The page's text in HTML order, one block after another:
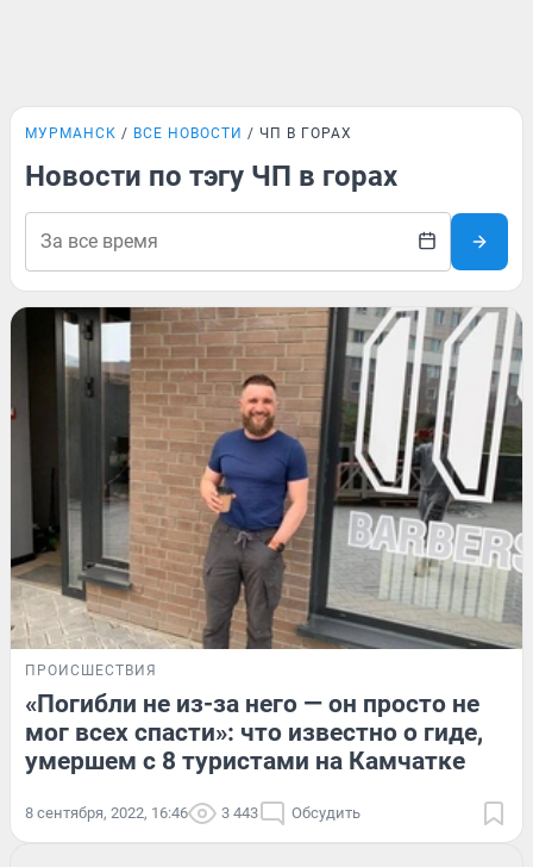
МУРМАНСК ВСЕ НОВОСТИ ЧП В ГОРАХ
Новости по тэгу ЧП в горах
ПРОИСШЕСТВИЯ
«Погибли не из-за него — он просто не
мог всех спасти»: что известно о гиде,
умершем с 8 туристами на Камчатке
8 сентября, 2022, 16:46 3 443 Обсудить